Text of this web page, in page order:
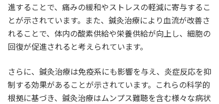
進することで、痛みの緩和やストレスの軽減に寄与するこ
とが示されています。また、鍼灸治療により血流が改善さ
れることで、体内の酸素供給や栄養供給が向上し、細胞の
回復が促進されると考えられています。
さらに、鍼灸治療は免疫系にも影響を与え、炎症反応を抑
制する効果があることが示されています。これらの科学的
根拠に基づき、鍼灸治療はムンプス難聴を含む様々な病状